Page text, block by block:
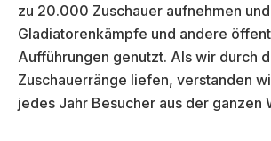
zu 20.000 Zuschauer aufnehmen
Gladiatorenkämpfe und andere
Aufführungen genutzt. Als wir durch
Zuschauerränge liefen, verstanden
jedes Jahr Besucher aus der ganzen